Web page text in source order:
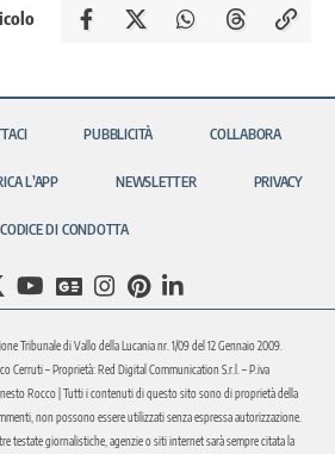
PUBBLICITÀ COLLABORA
L’APP NEWSLETTER PRIVACY
CODICE DI CONDOTTA
Tribunale di Vallo della Lucania nr. 1/09 del 12 Gennaio 2009.
Cerruti – Proprietà: Red Digital Communication S.r.l. – P.iva
Rocco | Tutti i contenuti di questo sito sono di proprietà della
non possono essere utilizzati senza espressa autorizzazione.
testate giornalistiche, agenzie o siti internet sarà sempre citata la